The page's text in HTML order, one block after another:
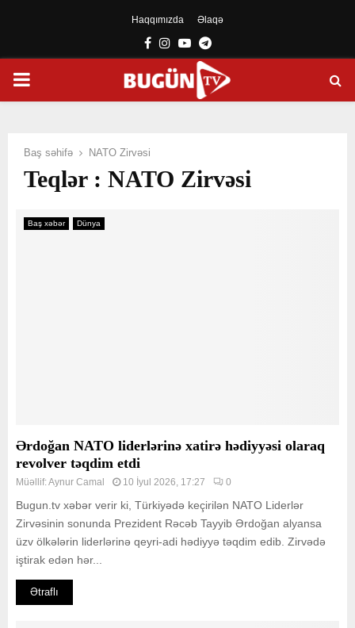
Haqqımızda Əlaqə
Facebook
Instagram
YoutubeTelegram
PRIMARY
Baş səhifə NATO Zirvəsi
Teqlər : NATO Zirvəsi
Baş xəbər Dünya
Ərdoğan NATO liderlərinə xatirə hədiyyəsi olaraq
revolver təqdim etdi
Müəllif:Aynur Camal 10 İyul 2026, 17:27 0
Bugun.tv xəbər verir ki, Türkiyədə keçirilən NATO Liderlər
Zirvəsinin sonunda Prezident Rəcəb Tayyib Ərdoğan alyansa
üzv ölkələrin liderlərinə qeyri-adi hədiyyə təqdim edib. Zirvədə
iştirak edən hər...
Ətraflı